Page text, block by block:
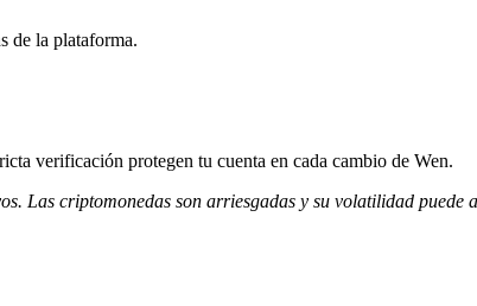
de la plataforma.
verificación protegen tu cuenta en cada cambio de Wen.
Las criptomonedas son arriesgadas y su volatilidad puede